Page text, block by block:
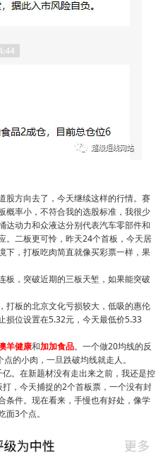
股方向去了，今天继续这样的行情。赛
概率小，不符合我的选股标准，我很少
达动力和众液达分别代表汽车零部件和
。二板更可怜，昨天24个首板，今天居
下，打板吃肉简直就像买彩票一样，果
板，突破近期的三板天堑，如果能突破
打板的北京文化亏损较大，低吸的惠伦
损位设置在5.32元，今天最低价5.33
羊健康和加加食品。一个做20均线的反
的小肉，一旦跌破均线就走人。
。在新题材没有走出来之前，我还是控
，今天捕捉的2个首板票，一个没有封
条件。现在看来，手慢也有好处，像学
3个点。